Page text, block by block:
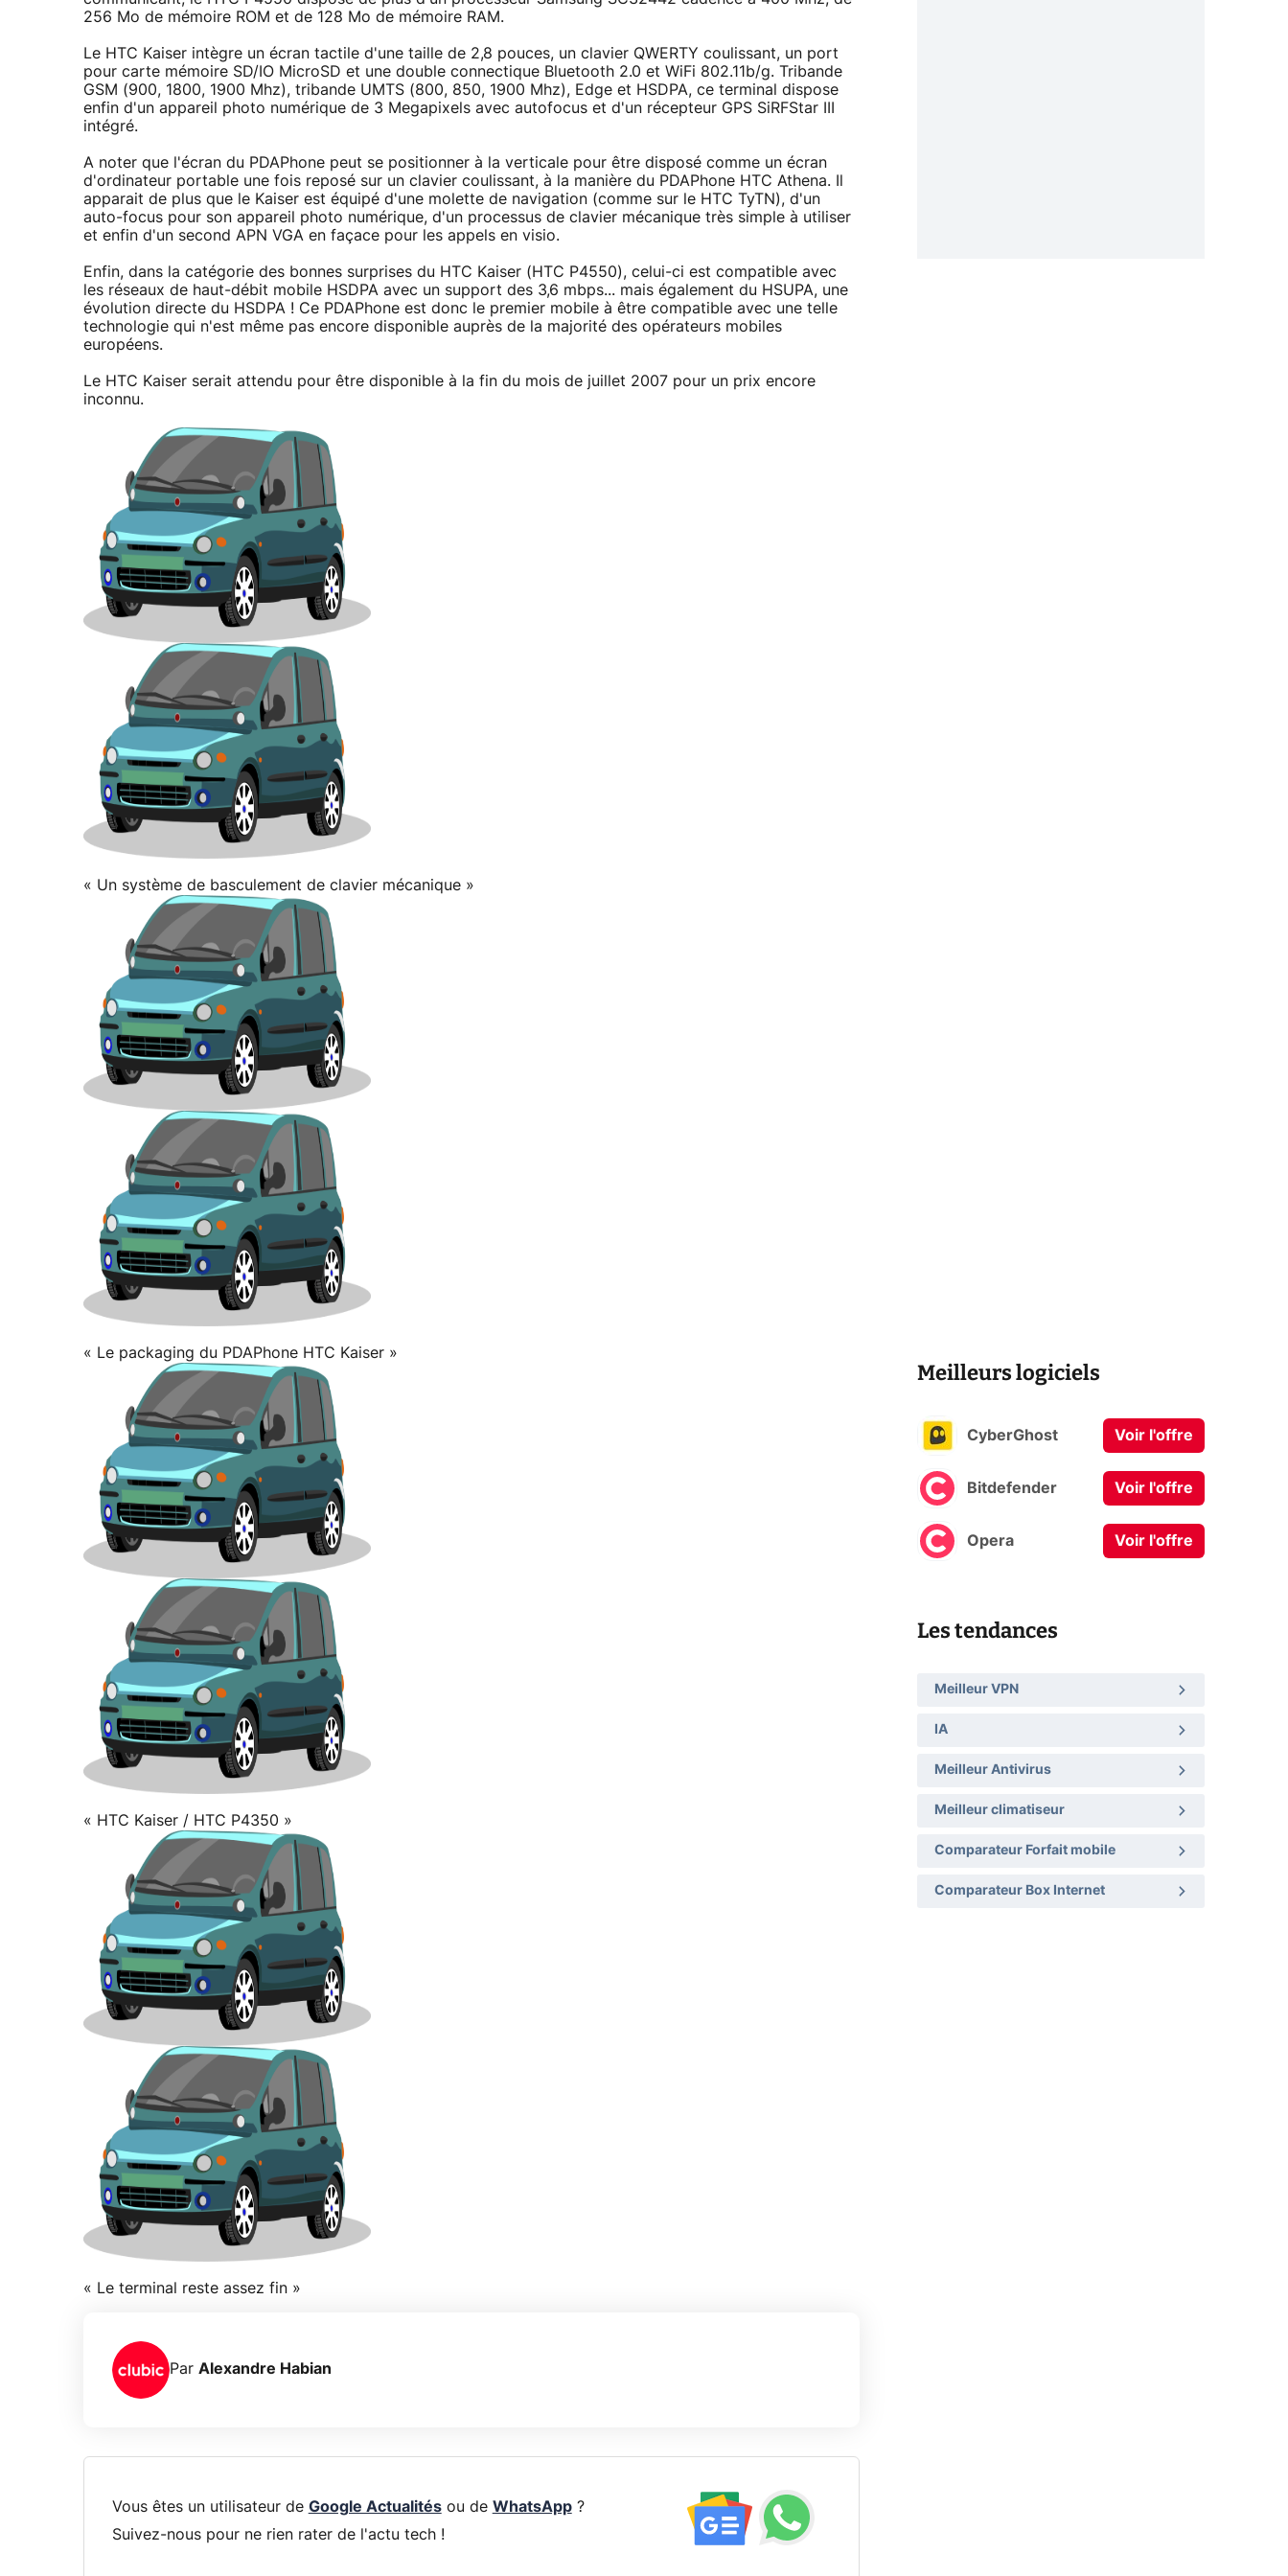
256 Mo de mémoire ROM et de 128 Mo de mémoire RAM.
Le HTC Kaiser intègre un écran tactile d'une taille de 2,8 pouces, un clavier QWERTY coulissant, un port
pour carte mémoire SD/IO MicroSD et une double connectique Bluetooth 2.0 et WiFi 802.11b/g. Tribande
GSM (900, 1800, 1900 Mhz), tribande UMTS (800, 850, 1900 Mhz), Edge et HSDPA, ce terminal dispose
enfin d'un appareil photo numérique de 3 Megapixels avec autofocus et d'un récepteur GPS SiRFStar III
intégré.
A noter que l'écran du PDAPhone peut se positionner à la verticale pour être disposé comme un écran
d'ordinateur portable une fois reposé sur un clavier coulissant, à la manière du PDAPhone HTC Athena. Il
apparait de plus que le Kaiser est équipé d'une molette de navigation (comme sur le HTC TyTN), d'un
auto-focus pour son appareil photo numérique, d'un processus de clavier mécanique très simple à utiliser
et enfin d'un second APN VGA en façace pour les appels en visio.
Enfin, dans la catégorie des bonnes surprises du HTC Kaiser (HTC P4550), celui-ci est compatible avec
les réseaux de haut-débit mobile HSDPA avec un support des 3,6 mbps... mais également du HSUPA, une
évolution directe du HSDPA ! Ce PDAPhone est donc le premier mobile à être compatible avec une telle
technologie qui n'est même pas encore disponible auprès de la majorité des opérateurs mobiles
européens.
Le HTC Kaiser serait attendu pour être disponible à la fin du mois de juillet 2007 pour un prix encore
inconnu.
« Un système de basculement de clavier mécanique »
« Le packaging du PDAPhone HTC Kaiser »
« HTC Kaiser / HTC P4350 »
« Le terminal reste assez fin »
Par Alexandre Habian
Vous êtes un utilisateur de Google Actualitésou de WhatsApp?
Suivez-nous pour ne rien rater de l'actu tech !
Meilleurs logiciels
CyberGhost Voir l'offre
Bitdefender Voir l'offre
Opera Voir l'offre
Les tendances
Meilleur VPN
IA
Meilleur Antivirus
Meilleur climatiseur
Comparateur Forfait mobile
Comparateur Box Internet